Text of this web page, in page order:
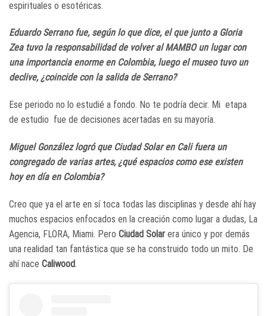
espirituales o esotéricas.
Eduardo Serrano fue, según lo que dice, el que junto a Gloria
Zea tuvo la responsabilidad de volver al MAMBO un lugar con
una importancia enorme en Colombia, luego el museo tuvo un
declive, ¿coincide con la salida de Serrano?
Ese periodo no lo estudié a fondo. No te podría decir. Mi etapa
de estudio fue de decisiones acertadas en su mayoría.
Miguel González logró que Ciudad Solar en Cali fuera un
congregado de varias artes, ¿qué espacios como ese existen
hoy en día en Colombia?
Creo que ya el arte en sí toca todas las disciplinas y desde ahí hay
muchos espacios enfocados en la creación como lugar a dudas, La
Agencia, FLORA, Miami. Pero Ciudad Solar era único y por demás
una realidad tan fantástica que se ha construido todo un mito. De
ahí nace Caliwood.